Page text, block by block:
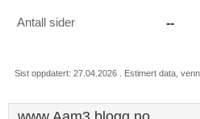
Antall sider --
Sist oppdatert: 27.04.2026 . Estimert data,